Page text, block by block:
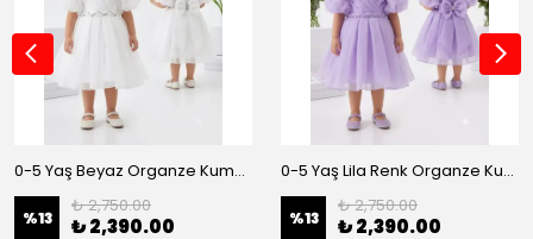
0-5 Yaş Beyaz Organze Kumaş Bel İnci Kemerli Midi Boy Arkası Lastikli Abiye
%13
₺ 2,750.00
₺ 2,390.00
0-5 Yaş Lila Renk Organze Kumaş Bel İnci Kemerli Midi Boy Arkası Lastikli Abiye
%13
₺ 2,750.00
₺ 2,390.00